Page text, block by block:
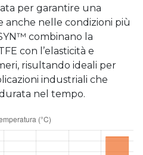
per garantire una
anche nelle condizioni più
combinano la
con l’elasticità e
risultando ideali per
industriali che
nel tempo.